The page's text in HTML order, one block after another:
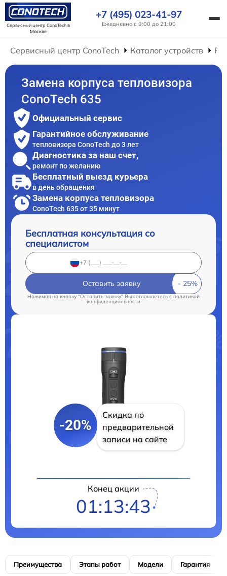
Сервисный центр ConoTechв
Москве
+7 (495) 023-41-97
Ежедневно с 9:00 до 21:00
Сервисный центр ConoTech Каталог устройств
Замена корпуса тепловизора
ConoTech 635
Официальный сервис
Гарантийное обслуживание
тепловизора ConoTech до 3 лет
Диагностика за наш счет,
ремонт по желанию
Бесплатный выезд курьера
в день обращения
Замена корпуса тепловизора
ConoTech 635 от 35 минут
Бесплатная консультация со
специалистом
Оставить заявку
Нажимая на кнопку "Оставить заявку" Вы соглашаетесь cполитикой
конфиденциальности
-20%
Скидка по
предварительной
записи на сайте
Конец акции
01:13:42
Преимущества Этапы работ Модели Гарантия